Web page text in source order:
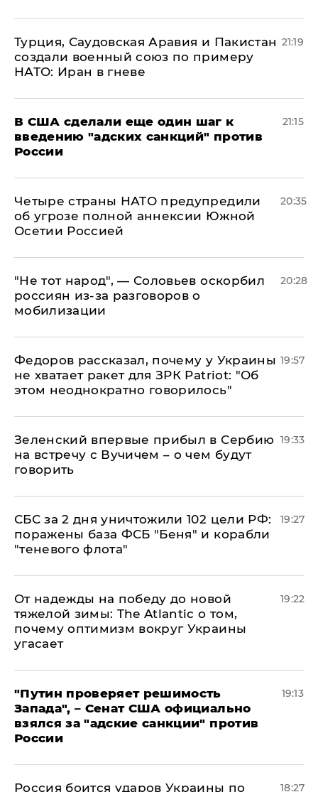
Турция, Саудовская Аравия и Пакистан
создали военный союз по примеру
НАТО: Иран в гневе
21:19
В США сделали еще один шаг к
введению "адских санкций" против
России
21:15
Четыре страны НАТО предупредили
об угрозе полной аннексии Южной
Осетии Россией
20:35
​"Не тот народ", — Соловьев оскорбил
россиян из-за разговоров о
мобилизации
20:28
Федоров рассказал, почему у Украины
не хватает ракет для ЗРК Patriot: "Об
этом неоднократно говорилось"
19:57
Зеленский впервые прибыл в Сербию
на встречу с Вучичем – о чем будут
говорить
19:33
СБС за 2 дня уничтожили 102 цели РФ:
поражены база ФСБ "Беня" и корабли
"теневого флота"
19:27
От надежды на победу до новой
тяжелой зимы: The Atlantic о том,
почему оптимизм вокруг Украины
угасает
19:22
"Путин проверяет решимость
Запада", – Сенат США официально
взялся за "адские санкции" против
России
19:13
Россия боится ударов Украины по
18:27